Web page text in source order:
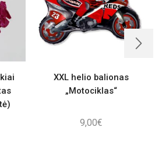
XXL helio balionas
„Motociklas“
9,00€